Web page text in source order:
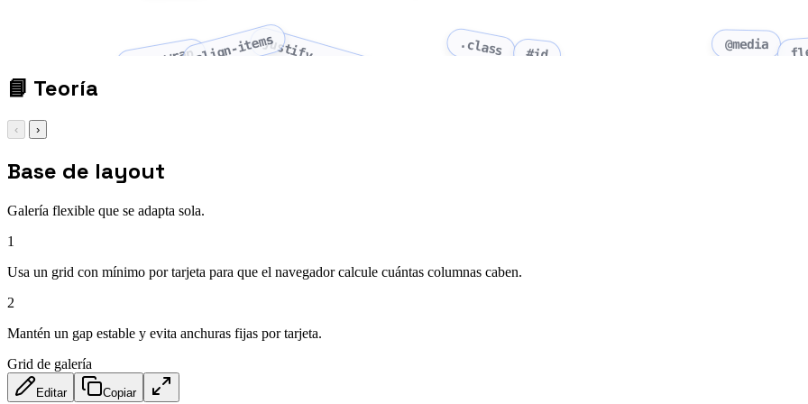
flex-wrapalign-itemsjustify-content .class #id
@media
📘 Teoría
‹ ›
Base de layout
Galería flexible que se adapta sola.
1
Usa un grid con mínimo por tarjeta para que el navegador calcule cuántas columnas caben.
2
Mantén un gap estable y evita anchuras fijas por tarjeta.
Grid de galería
Editar Copiar